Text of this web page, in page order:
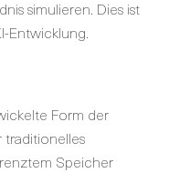
simulieren. Dies ist
Entwicklung.
Form der
traditionelles
Speicher